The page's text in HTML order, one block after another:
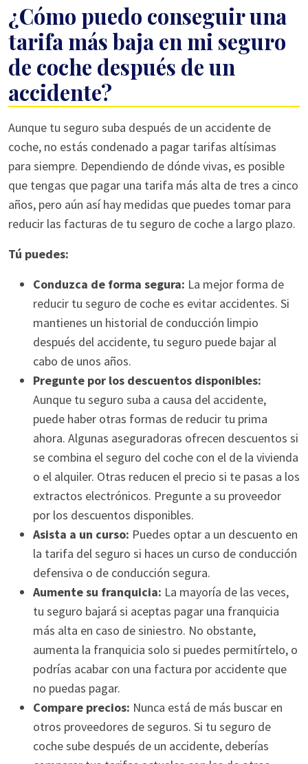
¿Cómo puedo conseguir una
tarifa más baja en mi seguro
de coche después de un
accidente?
Aunque tu seguro suba después de un accidente de
coche, no estás condenado a pagar tarifas altísimas
para siempre. Dependiendo de dónde vivas, es posible
que tengas que pagar una tarifa más alta de tres a cinco
años, pero aún así hay medidas que puedes tomar para
reducir las facturas de tu seguro de coche a largo plazo.
Tú puedes:
Conduzca de forma segura: La mejor forma de
reducir tu seguro de coche es evitar accidentes. Si
mantienes un historial de conducción limpio
después del accidente, tu seguro puede bajar al
cabo de unos años.
Pregunte por los descuentos disponibles:
Aunque tu seguro suba a causa del accidente,
puede haber otras formas de reducir tu prima
ahora. Algunas aseguradoras ofrecen descuentos si
se combina el seguro del coche con el de la vivienda
o el alquiler. Otras reducen el precio si te pasas a los
extractos electrónicos. Pregunte a su proveedor
por los descuentos disponibles.
Asista a un curso: Puedes optar a un descuento en
la tarifa del seguro si haces un curso de conducción
defensiva o de conducción segura.
Aumente su franquicia: La mayoría de las veces,
tu seguro bajará si aceptas pagar una franquicia
más alta en caso de siniestro. No obstante,
aumenta la franquicia solo si puedes permitírtelo, o
podrías acabar con una factura por accidente que
no puedas pagar.
Compare precios: Nunca está de más buscar en
otros proveedores de seguros. Si tu seguro de
coche sube después de un accidente, deberías